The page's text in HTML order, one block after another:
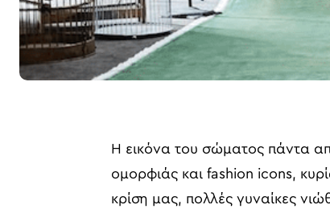
Η εικόνα του σώματος πάντα
ομορφιάς και fashion icons,
κρίση μας, πολλές γυναίκες